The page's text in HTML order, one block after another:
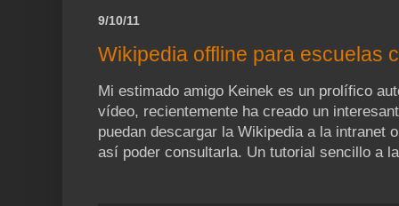
9/10/11
Wikipedia offline para escuelas
Mi estimado amigo Keinek es un prolífico
vídeo, recientemente ha creado un
puedan descargar la Wikipedia a la intranet
así poder consultarla. Un tutorial sencillo a